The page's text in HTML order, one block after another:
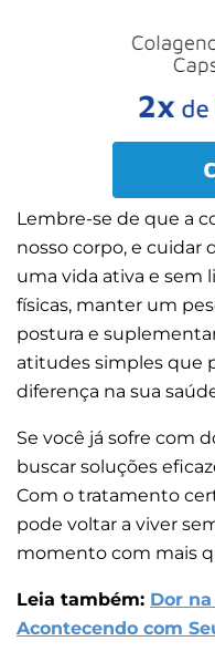
Lembre-se de que a
nosso corpo, e cuidar
uma vida ativa e sem
físicas, manter um
postura e
atitudes simples que
diferença na sua
Se você já sofre com
buscar soluções
Com o tratamento
pode voltar a viver
momento com mais
Leia também: Dor
Acontecendo com